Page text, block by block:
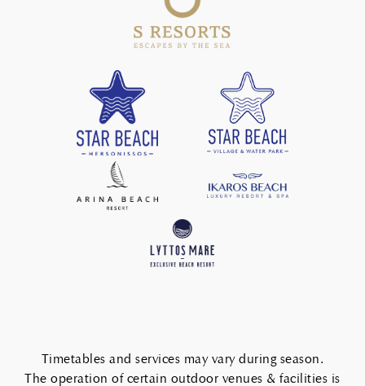
Timetables and services may vary during season.
The operation of certain outdoor venues & facilities is